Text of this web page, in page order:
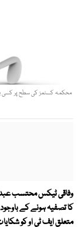
محکمہ کسٹمز کی سطح پر کسی
وفاقی ٹیکس محتسب
متعلق ایف ٹی او کو